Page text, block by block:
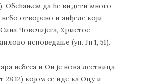
Обећањем да ће видети много
отворено и анђеле који
Човечијега, Христос
исповедање (уп. Јн 1, 51).
небеса и Он је нова лествица
28,12) којом се иде ка Оцу и